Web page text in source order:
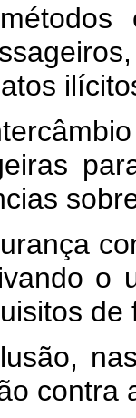
o
de
contra